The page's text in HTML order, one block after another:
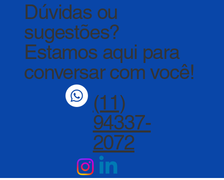
Dúvidas ou
sugestões?
Estamos aqui para
conversar com você!
(11)
94337-
2072